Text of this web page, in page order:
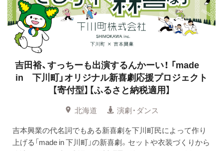
吉田裕、すっちーも出演するんかーい！ 「made
in 下川町」オリジナル新喜劇応援プロジェクト
【寄付型】【ふるさと納税適用】
北海道
演劇・ダンス
吉本興業の代名詞でもある新喜劇を下川町民によって作り
上げる「made in 下川町」の新喜劇。セットや衣装づくりから